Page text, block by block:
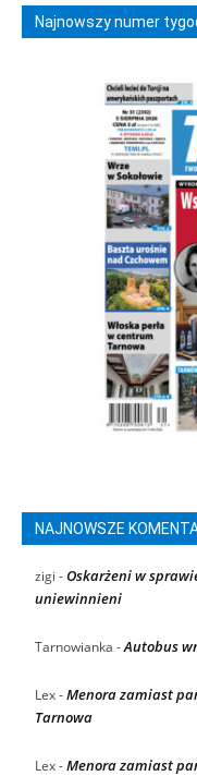
Najnowszy numer
NAJNOWSZE
zigi -Oskarżeni w
uniewinnieni
Tarnowianka -Autobus
Lex-Menora zamiast
Tarnowa
Lex-Menora zamiast